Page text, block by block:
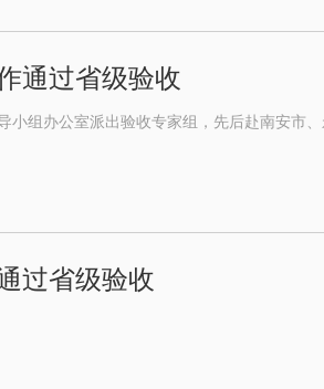
通过省级验收
组办公室派出验收专家组，先后赴南安市、
过省级验收